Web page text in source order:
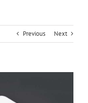
Previous Next